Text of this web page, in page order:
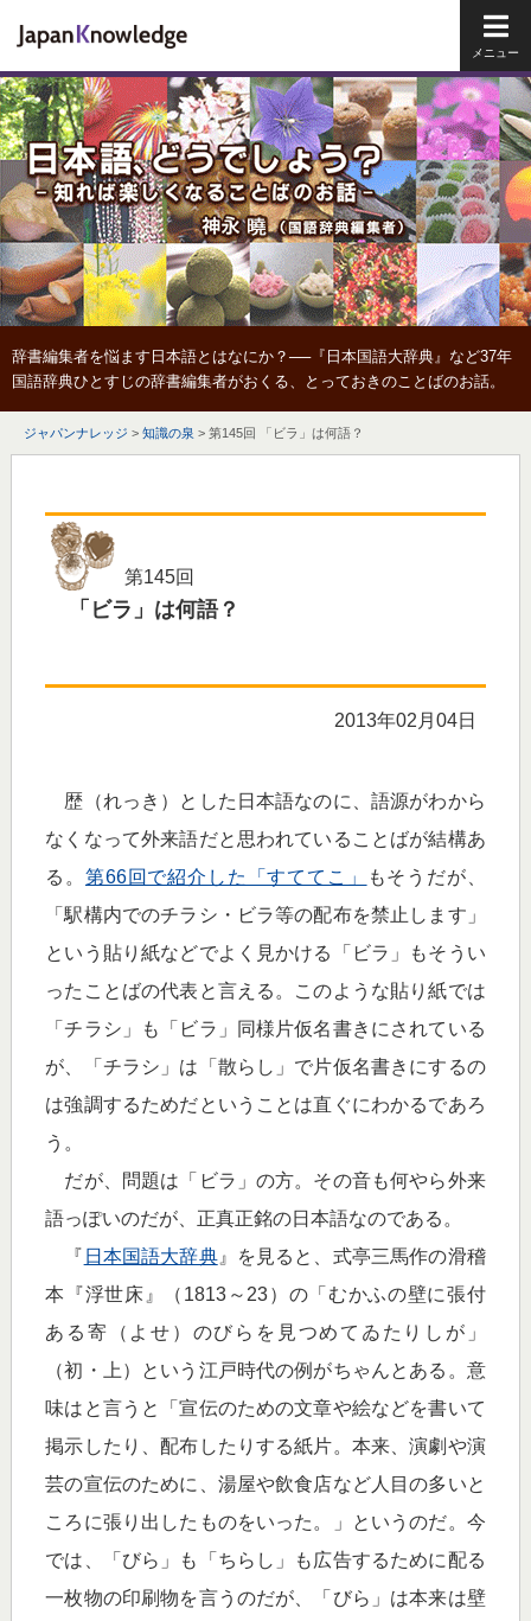
辞書編集者を悩ます日本語とはなにか？──『日本国語大辞典』など37年
国語辞典ひとすじの辞書編集者がおくる、とっておきのことばのお話。
ジャパンナレッジ > 知識の泉 > 第145回 「ビラ」は何語？
第145回
「ビラ」は何語？
2013年02月04日
歴（れっき）とした日本語なのに、語源がわから
なくなって外来語だと思われていることばが結構あ
る。 第66回で紹介した「すててこ」
もそうだが、
「駅構内でのチラシ・ビラ等の配布を禁止します」
という貼り紙などでよく見かける「ビラ」もそうい
ったことばの代表と言える。このような貼り紙では
「チラシ」も「ビラ」同様片仮名書きにされている
が、「チラシ」は「散らし」で片仮名書きにするの
は強調するためだということは直ぐにわかるであろ
う。
だが、問題は「ビラ」の方。その音も何やら外来
語っぽいのだが、正真正銘の日本語なのである。
『 日本国語大辞典』を見ると、式亭三馬作の滑稽
本『浮世床』（1813～23）の「むかふの壁に張付
ある寄（よせ）のびらを見つめてゐたりしが」
（初・上）という江戸時代の例がちゃんとある。意
味はと言うと「宣伝のための文章や絵などを書いて
掲示したり、配布したりする紙片。本来、演劇や演
芸の宣伝のために、湯屋や飲食店など人目の多いと
ころに張り出したものをいった。」というのだ。今
では、「びら」も「ちらし」も広告するために配る
一枚物の印刷物を言うのだが、「びら」は本来は壁